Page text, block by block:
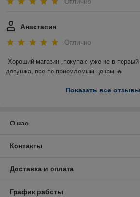
Отлично
Анастасия
Отлично
Хороший магазин ,покупаю уже не в первый
девушка, все по приемлемым ценам 🔥
Показать все отзывы
О нас
Контакты
Доставка и оплата
График работы